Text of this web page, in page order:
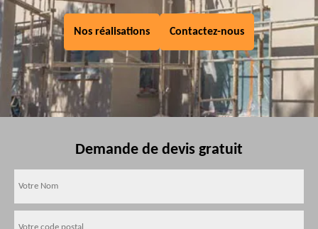
Nos réalisations Contactez-nous
Demande de devis gratuit